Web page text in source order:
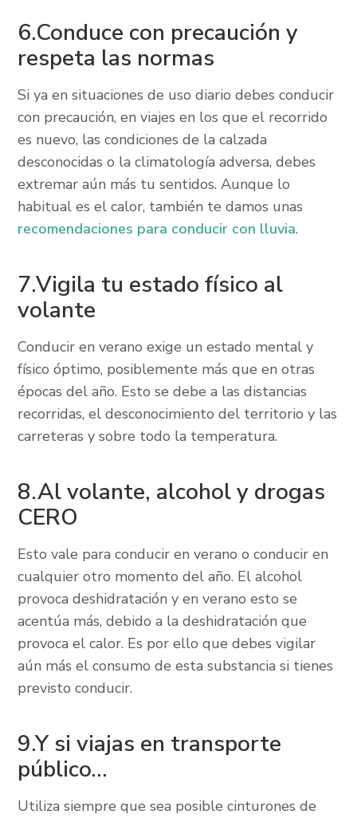
6.Conduce con precaución y
respeta las normas
Si ya en situaciones de uso diario debes conducir
con precaución, en viajes en los que el recorrido
es nuevo, las condiciones de la calzada
desconocidas o la climatología adversa, debes
extremar aún más tu sentidos. Aunque lo
habitual es el calor, también te damos unas
recomendaciones para conducir con lluvia.
7.Vigila tu estado físico al
volante
Conducir en verano exige un estado mental y
físico óptimo, posiblemente más que en otras
épocas del año. Esto se debe a las distancias
recorridas, el desconocimiento del territorio y las
carreteras y sobre todo la temperatura.
8.Al volante, alcohol y drogas
CERO
Esto vale para conducir en verano o conducir en
cualquier otro momento del año. El alcohol
provoca deshidratación y en verano esto se
acentúa más, debido a la deshidratación que
provoca el calor. Es por ello que debes vigilar
aún más el consumo de esta substancia si tienes
previsto conducir.
9.Y si viajas en transporte
público...
Utiliza siempre que sea posible cinturones de